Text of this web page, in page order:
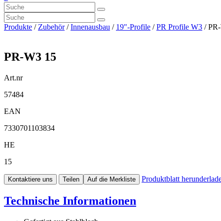
Produkte / Zubehör/Innenausbau / 19"-Profile /PR Profile W3 /
PR-W3 15
Art.nr
57484
EAN
7330701103834
HE
15
Kontaktiere uns Teilen Auf die Merkliste Produktblatt
Technische Informationen